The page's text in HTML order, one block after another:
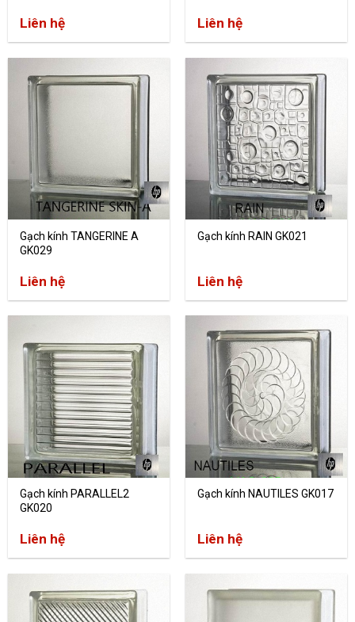
Liên hệ Liên hệ
Gạch kính TANGERINE A
GK029
Liên hệ
Gạch kính RAIN GK021
Liên hệ
Gạch kính PARALLEL2
GK020
Liên hệ
Gạch kính NAUTILES GK017
Liên hệ